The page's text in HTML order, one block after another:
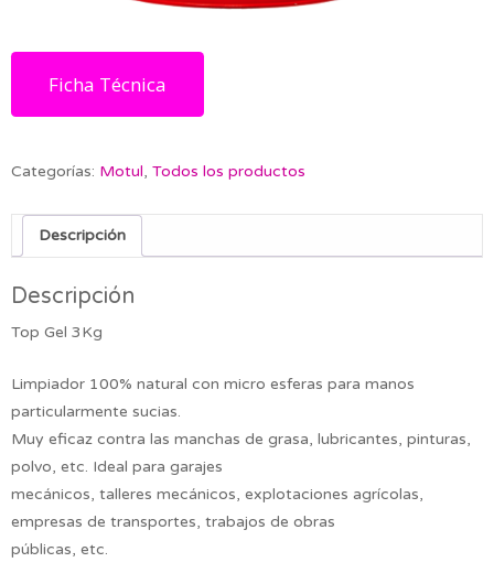
Ficha Técnica
Categorías: Motul, Todos los productos
Descripción
Descripción
Top Gel 3Kg
Limpiador 100% natural con micro esferas para manos
particularmente sucias.
Muy eficaz contra las manchas de grasa, lubricantes, pinturas,
polvo, etc. Ideal para garajes
mecánicos, talleres mecánicos, explotaciones agrícolas,
empresas de transportes, trabajos de obras
públicas, etc.